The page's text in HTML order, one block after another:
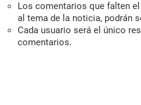
Los comentarios que falten
al tema de la noticia, podrán
Cada usuario será el único
comentarios.